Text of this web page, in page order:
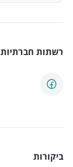
רשתות חברתיות
ביקורות